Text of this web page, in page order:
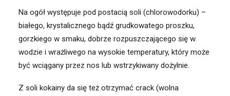
Na ogół występuje pod postacią soli (chlorowodorku) –
białego, krystalicznego bądź grudkowatego proszku,
gorzkiego w smaku, dobrze rozpuszczającego się w
wodzie i wrażliwego na wysokie temperatury, który może
być wciągany przez nos lub wstrzykiwany dożylnie.
Z soli kokainy da się też otrzymać crack (wolna